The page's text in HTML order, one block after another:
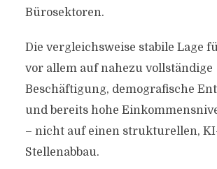
Bürosektoren.
Die vergleichsweise stabile Lage
vor allem auf nahezu vollständige
Beschäftigung, demografische
und bereits hohe
– nicht auf einen strukturellen,
Stellenabbau.